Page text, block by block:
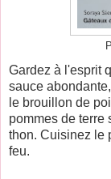
Gardez à l'esprit
sauce
le brouillon de
pommes de terre
thon. Cuisinez le
feu.